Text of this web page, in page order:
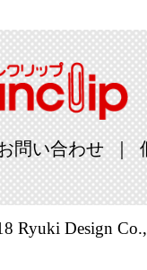
問い合わせ
Ryuki Design